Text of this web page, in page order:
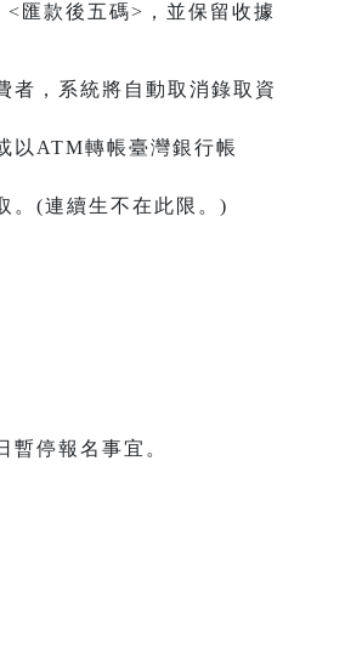
匯款後五碼>，並保留收據
者，系統將自動取消錄取資
以ATM轉帳臺灣銀行帳
。(連續生不在此限。)
停報名事宜。